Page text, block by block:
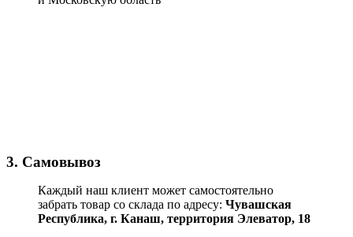
3. Самовывоз
Каждый наш клиент может самостоятельно
забрать товар со склада по адресу: Чувашская
Республика, г. Канаш, территория Элеватор, 18